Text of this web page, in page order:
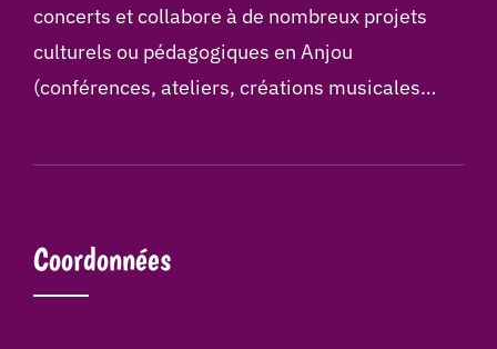
concerts et collabore à de nombreux projets
culturels ou pédagogiques en Anjou
(conférences, ateliers, créations musicales…
Coordonnées